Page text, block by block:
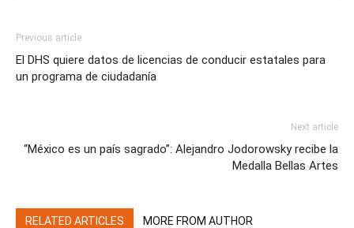
Previous article
El DHS quiere datos de licencias de conducir estatales para
un programa de ciudadanía
Next article
“México es un país sagrado”: Alejandro Jodorowsky recibe la
Medalla Bellas Artes
RELATED ARTICLES MORE FROM AUTHOR